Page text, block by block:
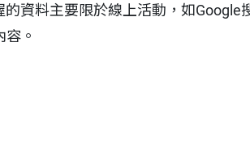
資料主要限於線上活動，如Google
容。